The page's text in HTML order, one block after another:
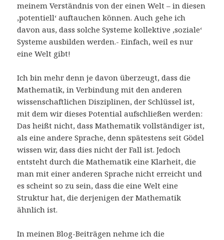
meinem Verständnis von der einen Welt – in diesen
‚potentiell‘ auftauchen können. Auch gehe ich
davon aus, dass solche Systeme kollektive ‚soziale‘
Systeme ausbilden werden.- Einfach, weil es nur
eine Welt gibt!
Ich bin mehr denn je davon überzeugt, dass die
Mathematik, in Verbindung mit den anderen
wissenschaftlichen Disziplinen, der Schlüssel ist,
mit dem wir dieses Potential aufschließen werden:
Das heißt nicht, dass Mathematik vollständiger ist,
als eine andere Sprache, denn spätestens seit Gödel
wissen wir, dass dies nicht der Fall ist. Jedoch
entsteht durch die Mathematik eine Klarheit, die
man mit einer anderen Sprache nicht erreicht und
es scheint so zu sein, dass die eine Welt eine
Struktur hat, die derjenigen der Mathematik
ähnlich ist.
In meinen Blog-Beiträgen nehme ich die